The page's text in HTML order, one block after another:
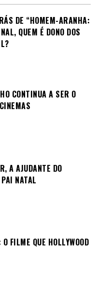
DE “HOMEM-ARANHA:
QUEM É DONO DOS
CONTINUA A SER O
A AJUDANTE DO
NATAL
FILME QUE HOLLYWOOD